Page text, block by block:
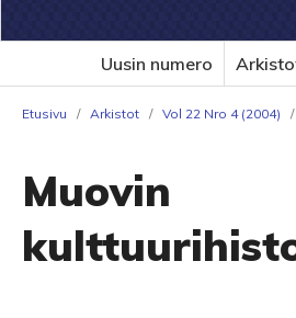
Uusin numero
Etusivu / Arkistot / Vol 22 Nro 4 (2004) /
Muovin